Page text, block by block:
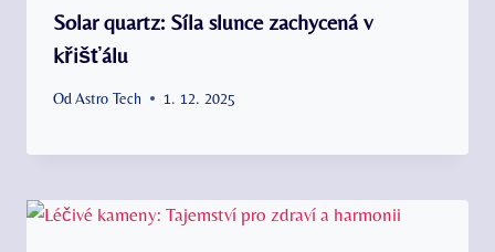
Solar quartz: Síla slunce zachycená v
křišťálu
Od Astro Tech 1. 12. 2025